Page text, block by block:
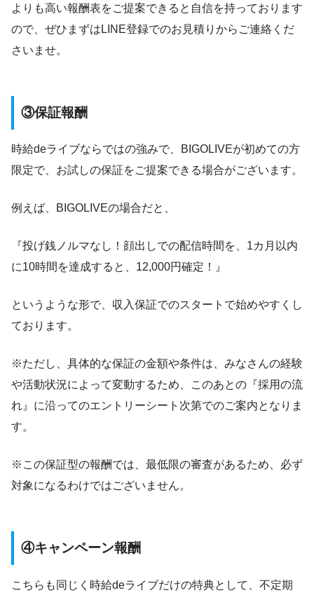
よりも高い報酬表をご提案できると自信を持っております
ので、ぜひまずはLINE登録でのお見積りからご連絡くだ
さいませ。
③保証報酬
時給deライブならではの強みで、BIGOLIVEが初めての方
限定で、お試しの保証をご提案できる場合がございます。
例えば、BIGOLIVEの場合だと、
『投げ銭ノルマなし！顔出しでの配信時間を、1カ月以内
に10時間を達成すると、12,000円確定！』
というような形で、収入保証でのスタートで始めやすくし
ております。
※ただし、具体的な保証の金額や条件は、みなさんの経験
や活動状況によって変動するため、このあとの『採用の流
れ』に沿ってのエントリーシート次第でのご案内となりま
す。
※この保証型の報酬では、最低限の審査があるため、必ず
対象になるわけではございません。
④キャンペーン報酬
こちらも同じく時給deライブだけの特典として、不定期